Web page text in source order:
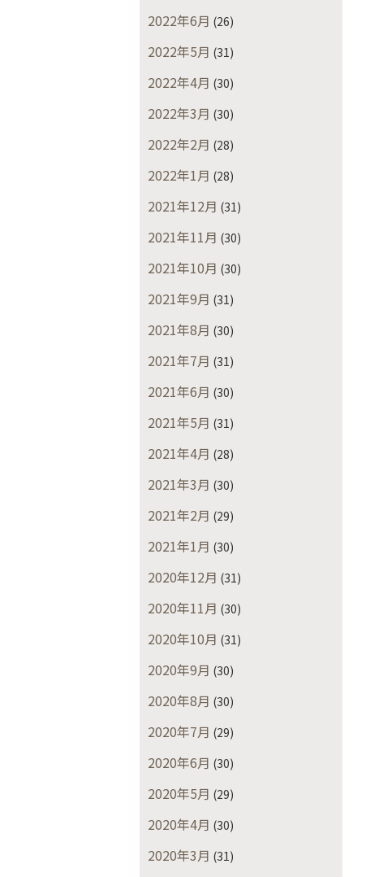
2022年6月 (26)
2022年5月 (31)
2022年4月 (30)
2022年3月 (30)
2022年2月 (28)
2022年1月 (28)
2021年12月 (31)
2021年11月 (30)
2021年10月 (30)
2021年9月 (31)
2021年8月 (30)
2021年7月 (31)
2021年6月 (30)
2021年5月 (31)
2021年4月 (28)
2021年3月 (30)
2021年2月 (29)
2021年1月 (30)
2020年12月 (31)
2020年11月 (30)
2020年10月 (31)
2020年9月 (30)
2020年8月 (30)
2020年7月 (29)
2020年6月 (30)
2020年5月 (29)
2020年4月 (30)
2020年3月 (31)